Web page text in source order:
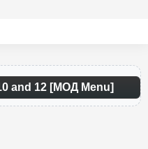
and 12 [МОД Menu]